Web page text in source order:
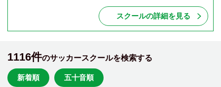
スクールの詳細を見る
1116件のサッカースクールを検索する
新着順 五十音順